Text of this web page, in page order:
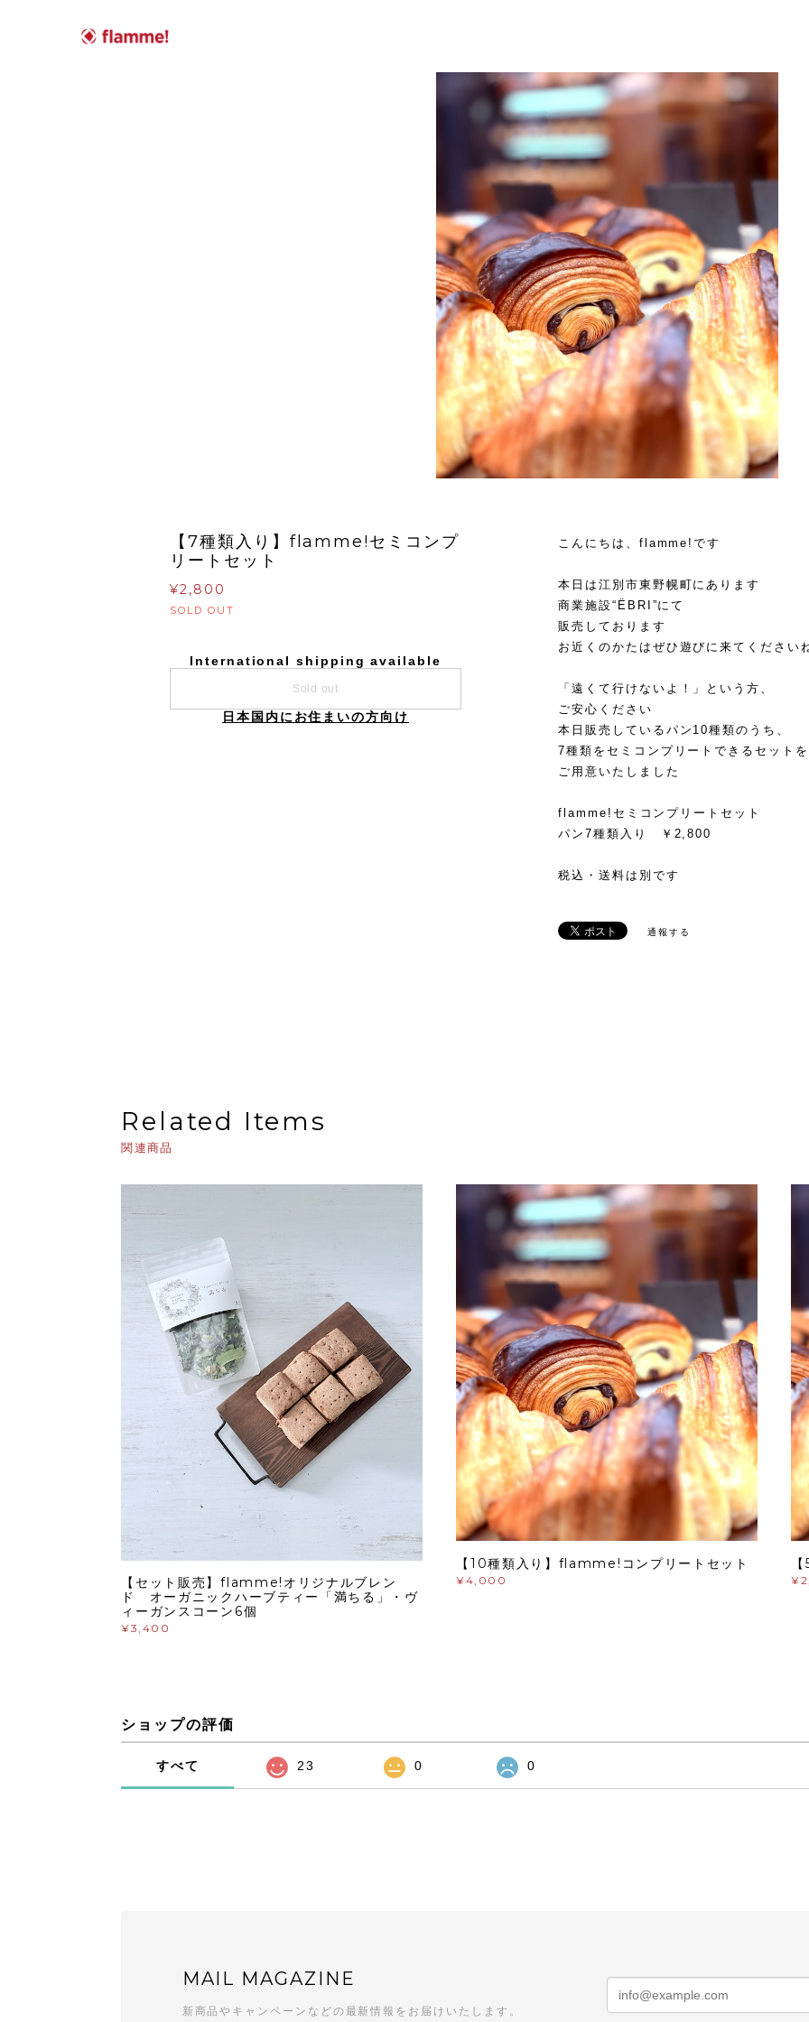
【7種類入り】flamme!セミコンプ
リートセット
¥2,800
SOLD OUT
International shipping available
Sold out
日本国内にお住まいの方向け
こんにちは、flamme!です
本日は江別市東野幌町にあります
商業施設“ËBRI”にて
販売しております
お近くのかたはぜひ遊びに来てください
「遠くて行けないよ！」という方、
ご安心ください
本日販売しているパン10種類のうち、
7種類をセミコンプリートできるセットを
ご用意いたしました
flamme!セミコンプリートセット
パン7種類入り ￥2,800
税込・送料は別です
通報する
Related Items
関連商品
【セット販売】flamme!オリジナルブレン
ド オーガニックハーブティー「満ちる」・ヴ
ィーガンスコーン6個
¥3,400
【10種類入り】flamme!コンプリートセット
¥4,000
ショップの評価
すべて 23 0 0
MAIL MAGAZINE
新商品やキャンペーンなどの最新情報をお届けいたします。